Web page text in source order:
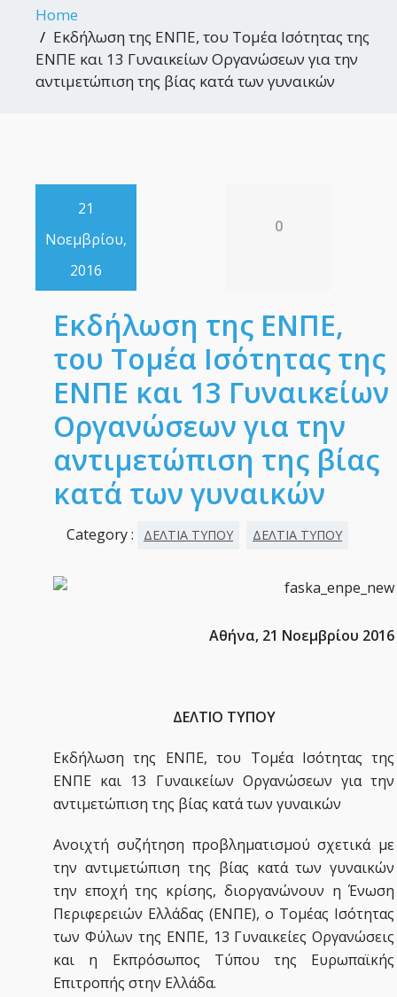
Home
Εκδήλωση της ΕΝΠΕ, του Τομέα Ισότητας της
ΕΝΠΕ και 13 Γυναικείων Οργανώσεων για την
αντιμετώπιση της βίας κατά των γυναικών
21
Νοεμβρίου,
2016
0
Εκδήλωση της ΕΝΠΕ,
του Τομέα Ισότητας της
ΕΝΠΕ και 13 Γυναικείων
Οργανώσεων για την
αντιμετώπιση της βίας
κατά των γυναικών
Category : ΔΕΛΤΙΑ ΤΥΠΟΥ ΔΕΛΤΙΑ ΤΥΠΟΥ
Αθήνα, 21 Νοεμβρίου 2016
ΔΕΛΤΙΟ ΤΥΠΟΥ
Εκδήλωση της ΕΝΠΕ, του Τομέα Ισότητας της
ΕΝΠΕ και 13 Γυναικείων Οργανώσεων για την
αντιμετώπιση της βίας κατά των γυναικών
Ανοιχτή συζήτηση προβληματισμού σχετικά με
την αντιμετώπιση της βίας κατά των γυναικών
την εποχή της κρίσης, διοργανώνουν η Ένωση
Περιφερειών Ελλάδας (ΕΝΠΕ), ο Τομέας Ισότητας
των Φύλων της ΕΝΠΕ, 13 Γυναικείες Οργανώσεις
και η Εκπρόσωπος Τύπου της Ευρωπαϊκής
Επιτροπής στην Ελλάδα.